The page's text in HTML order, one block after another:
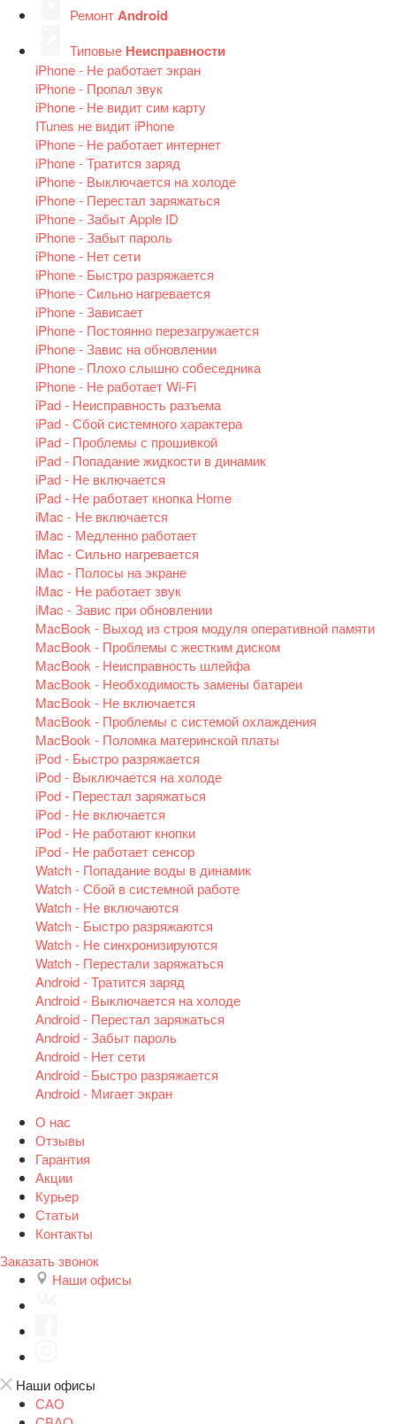
РемонтAndroid
Типовые Неисправности
iPhone - Не работает экран
iPhone - Пропал звук
iPhone - Не видит сим карту
ITunes не видит iPhone
iPhone - Не работает интернет
iPhone - Тратится заряд
iPhone - Выключается на холоде
iPhone - Перестал заряжаться
iPhone - Забыт Apple ID
iPhone - Забыт пароль
iPhone - Нет сети
iPhone - Быстро разряжается
iPhone - Сильно нагревается
iPhone - Зависает
iPhone - Постоянно перезагружается
iPhone - Завис на обновлении
iPhone - Плохо слышно собеседника
iPhone - Не работает Wi-Fi
iPad - Неисправность разъема
iPad - Сбой системного характера
iPad - Проблемы с прошивкой
iPad - Попадание жидкости в динамик
iPad - Не включается
iPad - Не работает кнопка Home
iMac - Не включается
iMac - Медленно работает
iMac - Сильно нагревается
iMac - Полосы на экране
iMac - Не работает звук
iMac - Завис при обновлении
MacBook - Выход из строя модуля оперативной памяти
MacBook - Проблемы с жестким диском
MacBook - Неисправность шлейфа
MacBook - Необходимость замены батареи
MacBook - Не включается
MacBook - Проблемы с системой охлаждения
MacBook - Поломка материнской платы
iPod - Быстро разряжается
iPod - Выключается на холоде
iPod - Перестал заряжаться
iPod - Не включается
iPod - Не работают кнопки
iPod - Не работает сенсор
Watch - Попадание воды в динамик
Watch - Сбой в системной работе
Watch - Не включаются
Watch - Быстро разряжаются
Watch - Не синхронизируются
Watch - Перестали заряжаться
Android - Тратится заряд
Android - Выключается на холоде
Android - Перестал заряжаться
Android - Забыт пароль
Android - Нет сети
Android - Быстро разряжается
Android - Мигает экран
О нас
Отзывы
Гарантия
Акции
Курьер
Статьи
Контакты
Заказать звонок
Наши офисы
Наши офисы
САО